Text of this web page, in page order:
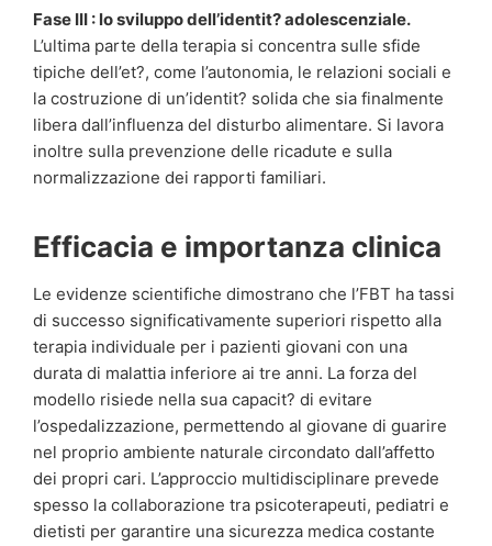
Fase III : lo sviluppo dell’identit? adolescenziale.
L’ultima parte della terapia si concentra sulle sfide
tipiche dell’et?, come l’autonomia, le relazioni sociali e
la costruzione di un’identit? solida che sia finalmente
libera dall’influenza del disturbo alimentare. Si lavora
inoltre sulla prevenzione delle ricadute e sulla
normalizzazione dei rapporti familiari.
Efficacia e importanza clinica
Le evidenze scientifiche dimostrano che l’FBT ha tassi
di successo significativamente superiori rispetto alla
terapia individuale per i pazienti giovani con una
durata di malattia inferiore ai tre anni. La forza del
modello risiede nella sua capacit? di evitare
l’ospedalizzazione, permettendo al giovane di guarire
nel proprio ambiente naturale circondato dall’affetto
dei propri cari. L’approccio multidisciplinare prevede
spesso la collaborazione tra psicoterapeuti, pediatri e
dietisti per garantire una sicurezza medica costante